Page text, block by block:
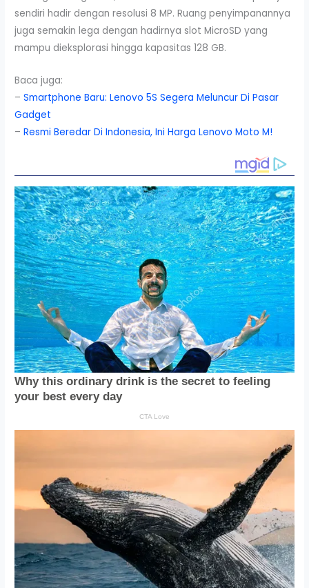
sendiri hadir dengan resolusi 8 MP. Ruang penyimpanannya
juga semakin lega dengan hadirnya slot MicroSD yang
mampu dieksplorasi hingga kapasitas 128 GB.
Baca juga:
–Smartphone Baru: Lenovo 5S Segera Meluncur Di Pasar
Gadget
–Resmi Beredar Di Indonesia, Ini Harga Lenovo Moto M!